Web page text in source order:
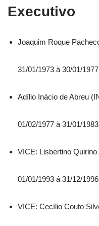
Executivo
Joaquim Roque
31/01/1973 à 30/01/1977
Adílio Inácio de Abreu
01/02/1977 à 31/01/1983
VICE: Lisbertino
01/01/1993 á 31/12/1996
VICE: Cecílio Couto